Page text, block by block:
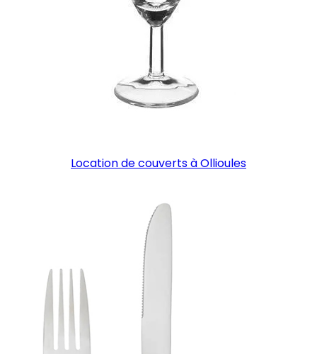
Location de couverts à Ollioules